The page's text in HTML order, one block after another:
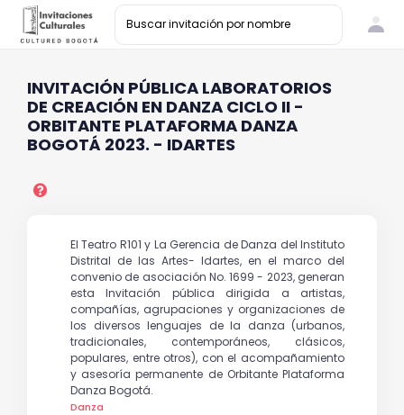
INVITACIÓN PÚBLICA LABORATORIOS
DE CREACIÓN EN DANZA CICLO II -
ORBITANTE PLATAFORMA DANZA
BOGOTÁ 2023. - IDARTES
El Teatro R101 y La Gerencia de Danza del Instituto
Distrital de las Artes- Idartes, en el marco del
convenio de asociación No. 1699 - 2023, generan
esta Invitación pública dirigida a artistas,
compañías, agrupaciones y organizaciones de
los diversos lenguajes de la danza (urbanos,
tradicionales, contemporáneos, clásicos,
populares, entre otros), con el acompañamiento
y asesoría permanente de Orbitante Plataforma
Danza Bogotá.
Danza